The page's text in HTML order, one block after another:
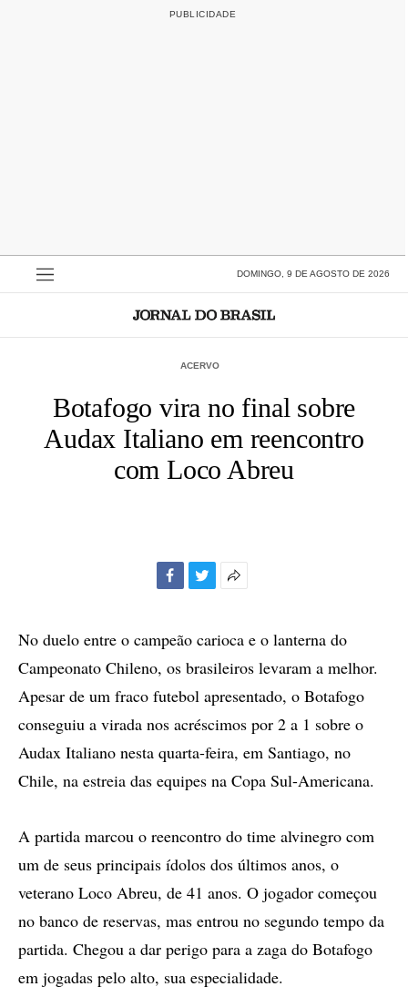
DOMINGO, 9 DE AGOSTO DE 2026
ACERVO
Botafogo vira no final sobre
Audax Italiano em reencontro
com Loco Abreu
compartilhamento
No duelo entre o campeão carioca e o lanterna do
Campeonato Chileno, os brasileiros levaram a melhor.
Apesar de um fraco futebol apresentado, o Botafogo
conseguiu a virada nos acréscimos por 2 a 1 sobre o
Audax Italiano nesta quarta-feira, em Santiago, no
Chile, na estreia das equipes na Copa Sul-Americana.
A partida marcou o reencontro do time alvinegro com
um de seus principais ídolos dos últimos anos, o
veterano Loco Abreu, de 41 anos. O jogador começou
no banco de reservas, mas entrou no segundo tempo da
partida. Chegou a dar perigo para a zaga do Botafogo
em jogadas pelo alto, sua especialidade.